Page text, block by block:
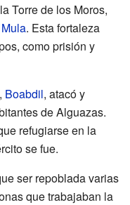
Torre de los Moros,
. Esta fortaleza
como prisión y
Boabdil, atacó y
de Alguazas.
refugiarse en la
se fue.
ser repoblada varias
que trabajaban la